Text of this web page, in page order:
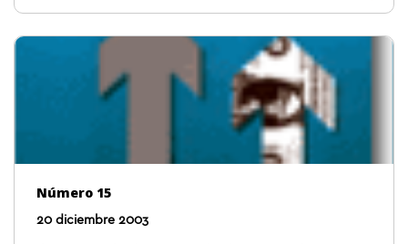
Número 15
20 diciembre 2003